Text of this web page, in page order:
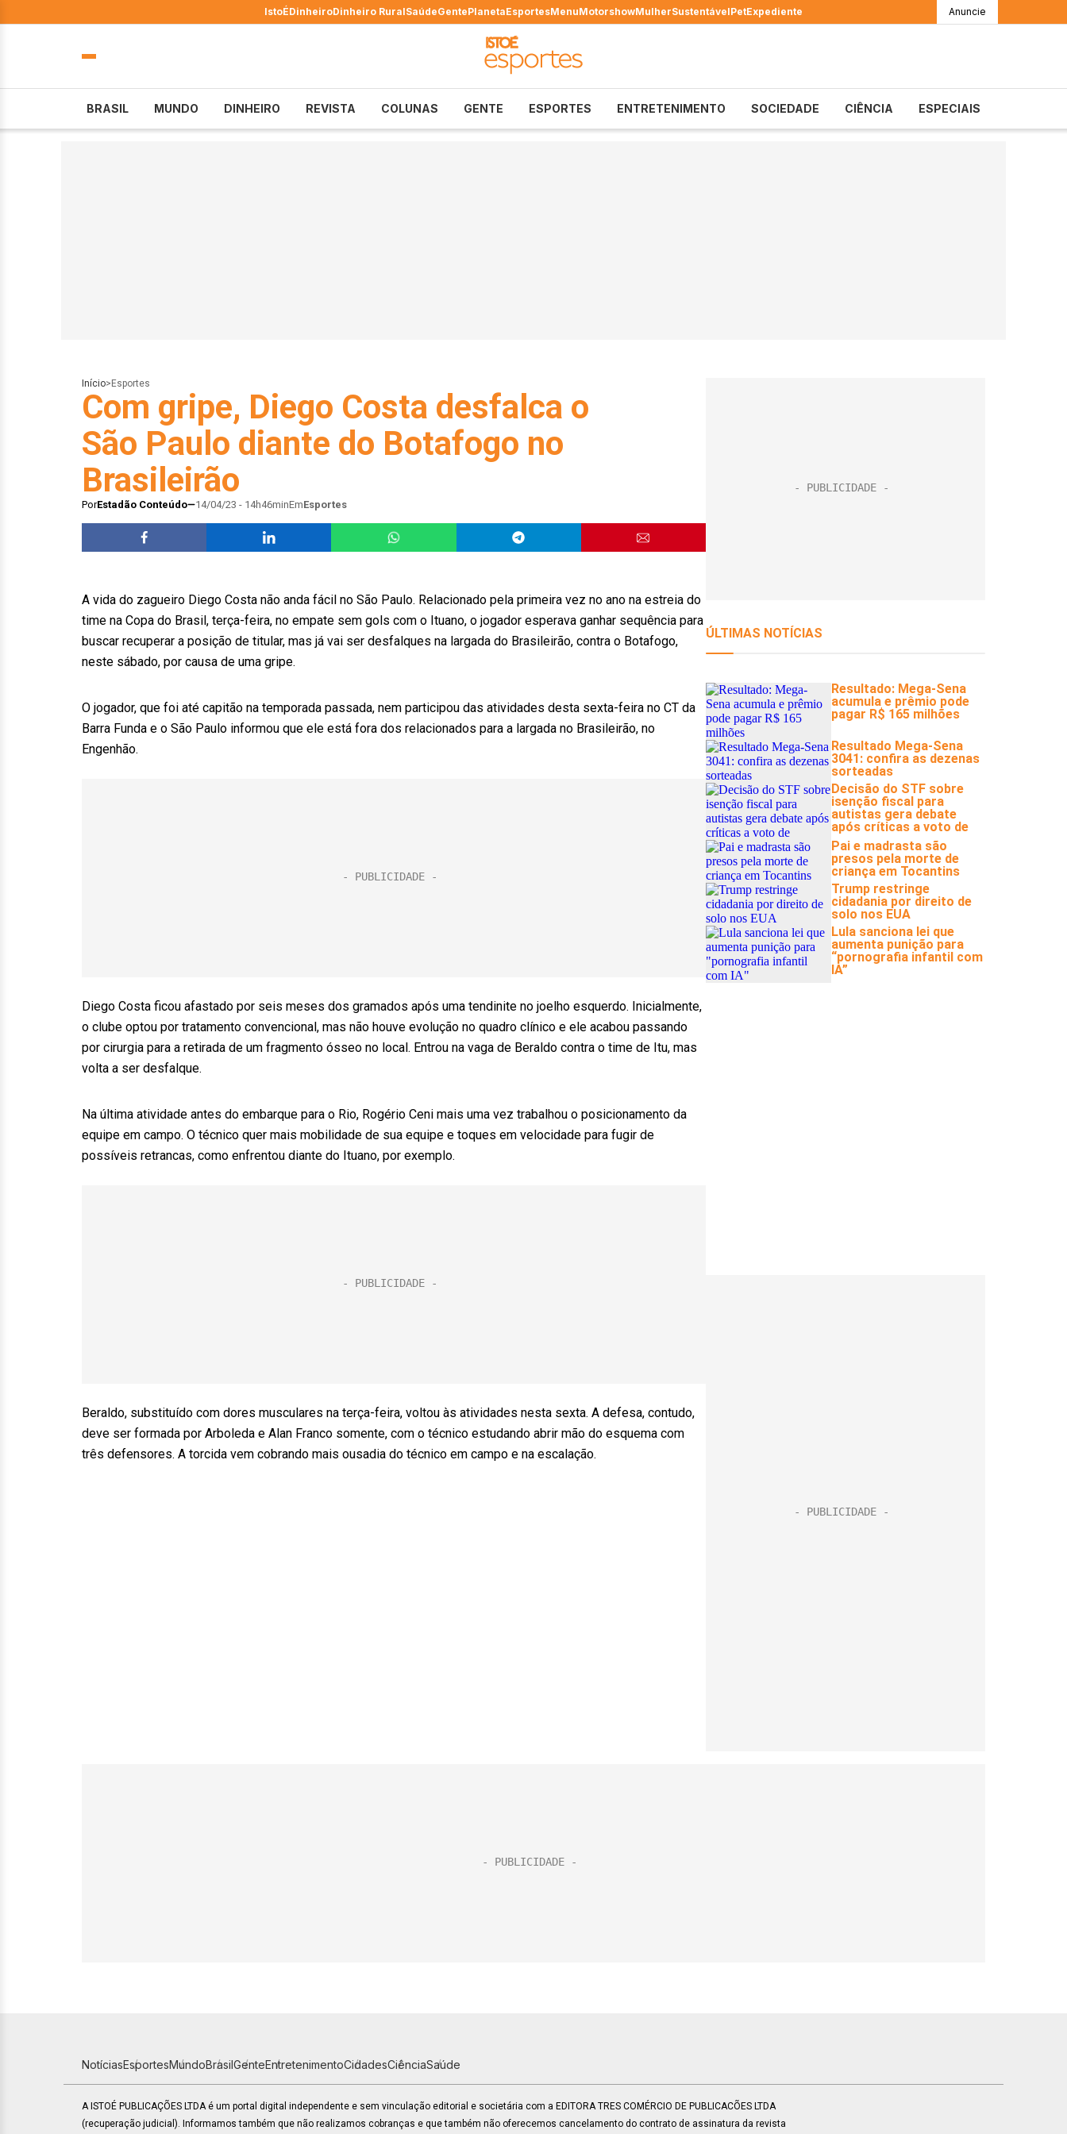
IstoÉDinheiroDinheiro RuralSaúdeGentePlanetaEsportesMenuMotorshowMulherSustentávelPetExpediente Anuncie
BRASIL MUNDO DINHEIRO REVISTA COLUNAS GENTE ESPORTES ENTRETENIMENTO SOCIEDADE CIÊNCIA ESPECIAIS
Início> Esportes
Com gripe, Diego Costa desfalca o
São Paulo diante do Botafogo no
Brasileirão
PorEstadão Conteúdo 14/04/23 - 14h46minEmEsportes
A vida do zagueiro Diego Costa não anda fácil no São Paulo. Relacionado pela primeira vez no ano na estreia do
time na Copa do Brasil, terça-feira, no empate sem gols com o Ituano, o jogador esperava ganhar sequência para
buscar recuperar a posição de titular, mas já vai ser desfalques na largada do Brasileirão, contra o Botafogo,
neste sábado, por causa de uma gripe.
O jogador, que foi até capitão na temporada passada, nem participou das atividades desta sexta-feira no CT da
Barra Funda e o São Paulo informou que ele está fora dos relacionados para a largada no Brasileirão, no
Engenhão.
Diego Costa ficou afastado por seis meses dos gramados após uma tendinite no joelho esquerdo. Inicialmente,
o clube optou por tratamento convencional, mas não houve evolução no quadro clínico e ele acabou passando
por cirurgia para a retirada de um fragmento ósseo no local. Entrou na vaga de Beraldo contra o time de Itu, mas
volta a ser desfalque.
Na última atividade antes do embarque para o Rio, Rogério Ceni mais uma vez trabalhou o posicionamento da
equipe em campo. O técnico quer mais mobilidade de sua equipe e toques em velocidade para fugir de
possíveis retrancas, como enfrentou diante do Ituano, por exemplo.
Beraldo, substituído com dores musculares na terça-feira, voltou às atividades nesta sexta. A defesa, contudo,
deve ser formada por Arboleda e Alan Franco somente, com o técnico estudando abrir mão do esquema com
três defensores. A torcida vem cobrando mais ousadia do técnico em campo e na escalação.
NotíciasEsportesMundoBrasilGenteEntretenimentoCidadesCiênciaSaúde
A ISTOÉ PUBLICAÇÕES LTDA é um portal digital independente e sem vinculação editorial e societária com a EDITORA TRES COMÉRCIO DE PUBLICACÕES LTDA
(recuperação judicial). Informamos também que não realizamos cobranças e que também não oferecemos cancelamento do contrato de assinatura da revista